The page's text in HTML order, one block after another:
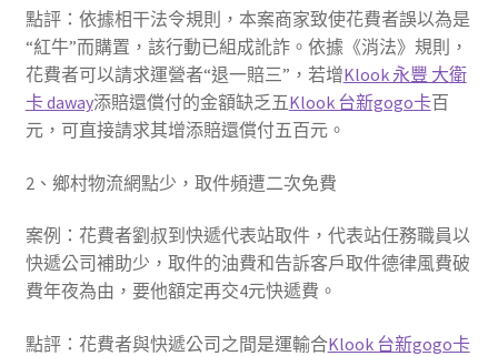
點評：依據相干法令規則，本案商家致使花費者誤以為是
“紅牛”而購置，該行動已組成訛詐。依據《消法》規則，
花費者可以請求運營者“退一賠三”，若增Klook 永豐 大衛
卡 daway添賠還償付的金額缺乏五Klook 台新gogo卡百
元，可直接請求其增添賠還償付五百元。
2、鄉村物流網點少，取件頻遭二次免費
案例：花費者劉叔到快遞代表站取件，代表站任務職員以
快遞公司補助少，取件的油費和告訴客戶取件德律風費破
費年夜為由，要他額定再交4元快遞費。
點評：花費者與快遞公司之間是運輸合Klook 台新gogo卡